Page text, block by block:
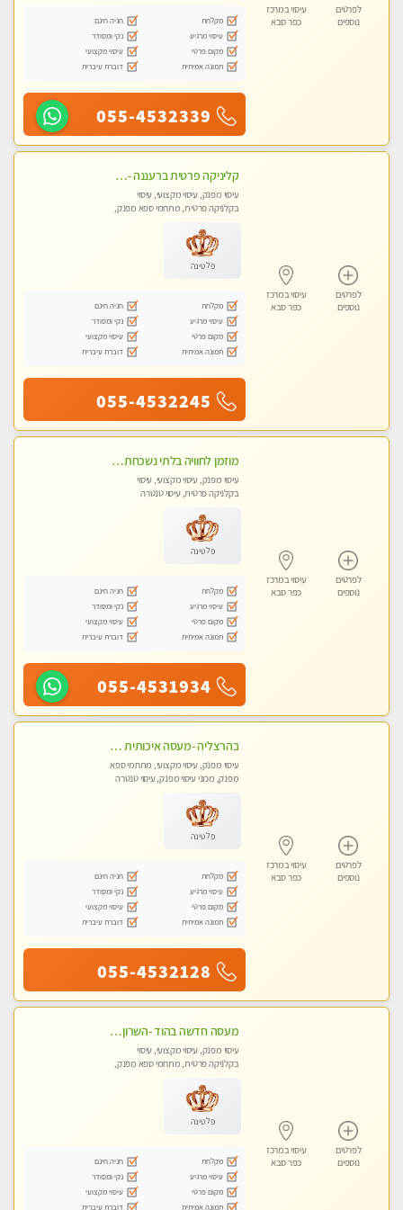
לפרטים
נוספים
עיסוי במרכז
כפר סבא
מקלחת
חניה חינם
עיסוי מרגיע
נקי ומסודר
מקום פרטי
עיסוי מקצועי
תמונה אמיתית
דוברת עיברית
055-4532339
לפרטים
נוספים
עיסוי במרכז
כפר סבא
קליניקה פרטית ברעננה -מעסה איכותית לעיסוי מקצועי ומפנק לכל שרירי הגוף...
עיסוי מפנק, עיסוי מקצועי, עיסוי
בקלניקה פרטית, מתחמי ספא מפנק,
פלטינה
מקלחת
חניה חינם
עיסוי מרגיע
נקי ומסודר
מקום פרטי
עיסוי מקצועי
תמונה אמיתית
דוברת עיברית
055-4532245
לפרטים
נוספים
עיסוי במרכז
כפר סבא
מוזמן לחוויה בלתי נשכחת!!!עיסוי מפנק ביותר מומלץ לחלוטין!!!
עיסוי מפנק, עיסוי מקצועי, עיסוי
בקלניקה פרטית, עיסוי טנטרה
פלטינה
מקלחת
חניה חינם
עיסוי מרגיע
נקי ומסודר
מקום פרטי
עיסוי מקצועי
תמונה אמיתית
דוברת עיברית
055-4531934
לפרטים
נוספים
עיסוי במרכז
כפר סבא
בהרצליה -מעסה איכותית מקצועית ומפנקת
עיסוי מפנק, עיסוי מקצועי, מתחמי ספא
מפנק, מכוני עיסוי מפנק, עיסוי טנטרה
פלטינה
מקלחת
חניה חינם
עיסוי מרגיע
נקי ומסודר
מקום פרטי
עיסוי מקצועי
תמונה אמיתית
דוברת עיברית
055-4532128
לפרטים
נוספים
עיסוי במרכז
כפר סבא
מעסה חדשה בהוד -השרון כל סוגי העיסויים מעסה מקצועית ואיכותית פרטי!!!מומלץ לחלוטין!!
עיסוי מפנק, עיסוי מקצועי, עיסוי
בקלניקה פרטית, מתחמי ספא מפנק,
פלטינה
מקלחת
חניה חינם
עיסוי מרגיע
נקי ומסודר
מקום פרטי
עיסוי מקצועי
תמונה אמיתית
דוברת עיברית